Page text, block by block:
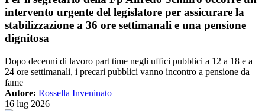
intervento urgente del legislatore per assicurare la
stabilizzazione a 36 ore settimanali e una pensione
dignitosa
Dopo decenni di lavoro part time negli uffici pubblici a 12 a 18 e a
24 ore settimanali, i precari pubblici vanno incontro a pensione da
fame
Autore: Rossella Inveninato
16 lug 2026